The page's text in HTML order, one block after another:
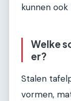
kunnen ook
Welke
er?
Stalen
vormen,